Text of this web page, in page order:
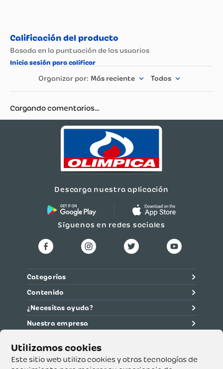
Este sitio web utiliza cookies y otras tecnologías de
Más reciente Todos
Cargando comentarios…
Descarga nuestra aplicación
Síguenos en redes sociales
Categorías
Contenido
¿Necesitas ayuda?
Nuestra empresa